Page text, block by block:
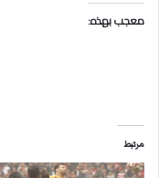
معجب بهذه:
مرتبط